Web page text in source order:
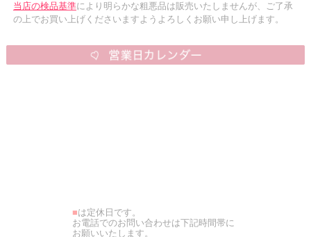
当店の検品基準により明らかな粗悪品は販売いたしませんが、ご了承
の上でお買い上げくださいますようよろしくお願い申し上げます。
■は定休日です。
お電話でのお問い合わせは下記時間帯に
お願いいたします。